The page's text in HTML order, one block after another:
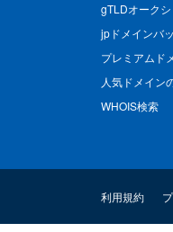
gTLDオーク
jpドメインバ
プレミアムド
人気ドメイン
WHOIS検索
利用規約